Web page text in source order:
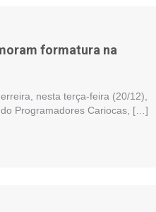
formatura na
nesta terça-feira (20/12),
Programadores Cariocas, […]